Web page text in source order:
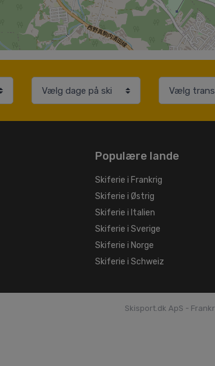
Populære lande
Skiferie i Frankrig
Skiferie i Østrig
Skiferie i Italien
Skiferie i Sverige
Skiferie i Norge
Skiferie i Schweiz
Skisport.dk ApS -